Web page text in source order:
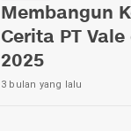
Membangun
Cerita PT
2025
3 bulan yang lalu